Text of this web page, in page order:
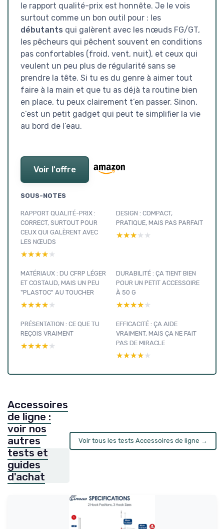
le rapport qualité-prix est honnête. Je le vois
surtout comme un bon outil pour : les
débutants qui galèrent avec les nœuds FG/GT,
les pêcheurs qui pêchent souvent en conditions
pas confortables (froid, vent, nuit), et ceux qui
veulent un peu plus de régularité sans se
prendre la tête. Si tu es du genre à aimer tout
faire à la main et que tu as déjà ta routine bien
en place, tu peux clairement t’en passer. Sinon,
c’est un petit gadget qui peut te simplifier la vie
au bord de l’eau.
Voir l'offre
SOUS-NOTES
RAPPORT QUALITÉ-PRIX :
CORRECT, SURTOUT POUR
CEUX QUI GALÈRENT AVEC
LES NŒUDS
★★★★★
★★★★★
DESIGN : COMPACT,
PRATIQUE, MAIS PAS PARFAIT
★★★★★
★★★★★
MATÉRIAUX : DU CFRP LÉGER
ET COSTAUD, MAIS UN PEU
"PLASTOC" AU TOUCHER
★★★★★
★★★★★
DURABILITÉ : ÇA TIENT BIEN
POUR UN PETIT ACCESSOIRE
À 50 G
★★★★★
★★★★★
PRÉSENTATION : CE QUE TU
REÇOIS VRAIMENT
★★★★★
★★★★★
EFFICACITÉ : ÇA AIDE
VRAIMENT, MAIS ÇA NE FAIT
PAS DE MIRACLE
★★★★★
★★★★★
Accessoires
de ligne :
voir nos
autres
tests et
guides
d'achat
Voir tous les tests Accessoires de ligne →